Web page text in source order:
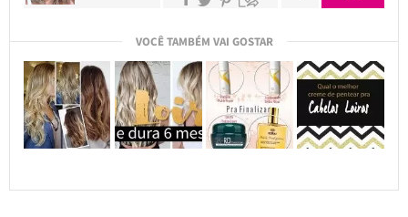
VOCÊ TAMBÉM VAI GOSTAR